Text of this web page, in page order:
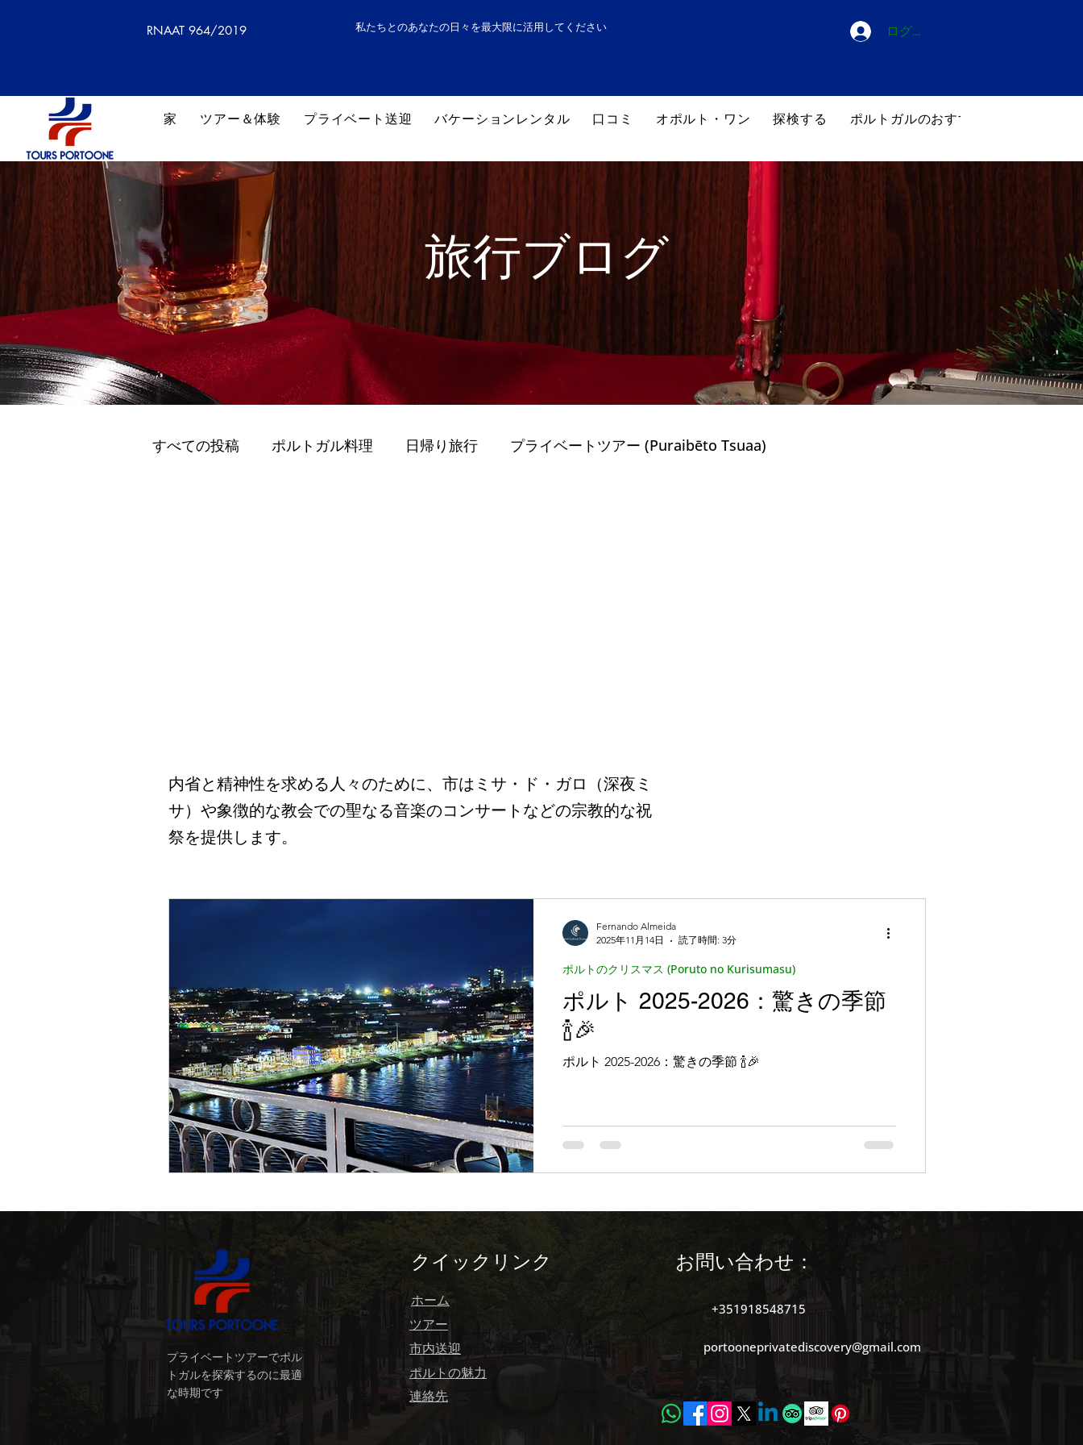
RNAAT 964/2019 私たちとのあなたの日々を最大限に活用してください ログイン
家 ツアー＆体験 プライベート送迎 バケーションレンタル 口コミ オポルト・ワン 探検する ポルトガルのおすすめホテル
旅行ブログ
すべての投稿 ポルトガル料理 日帰り旅行 プライベートツアー (Puraibēto Tsuaa)
典型的なポルトガル料理 (Tenkeiteki na Porutoga
ポルトの美食の(Delícias culinárias) 美食体験 (Experiências Gastronómicas)
ポルトのクリスマス (Poruto no Kurisumasu)
"大晦日" (Passagem do Ano) ポルトガルのユニコーン (Unicórnios portugueses
居酒屋とタスカス (Taberns e Tascas) テラスバー (Terasu Bā)
ドウロ渓谷 ワインテイスティング ワイン プライベートツアー
内省と精神性を求める人々のために、市はミサ・ド・ガロ（深夜ミ
サ）や象徴的な教会での聖なる音楽のコンサートなどの宗教的な祝
祭を提供します。
ポルト 2025-2026：驚きの季節
🍾🎉
ポルト 2025-2026：驚きの季節 🍾🎉
ポルトのクリスマス (Poruto no Kurisumasu)
Fernando Almeida
2025年11月14日
読了時間: 3分
プライベートツアーでポル
トガルを探索するのに最適
な時期です
クイックリンク
ホーム
ツアー
市内送迎
ポルトの魅力
連絡先
お問い合わせ：
+351918548715
portooneprivatediscovery@gmail.com